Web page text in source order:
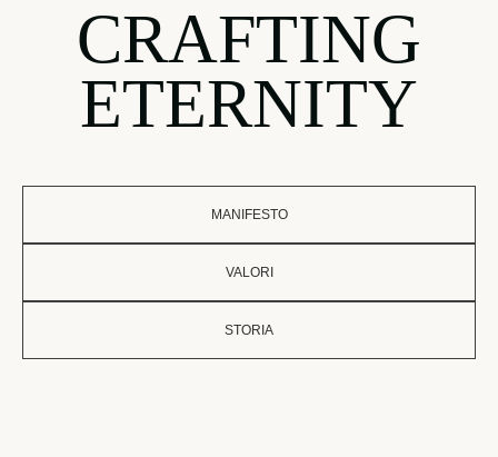
CRAFTING
ETERNITY
MANIFESTO
VALORI
STORIA